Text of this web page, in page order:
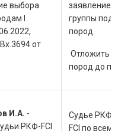
выбора
I
от
заявление
группы
пород.
Отложить
пород до
И.А. -
РКФ-FCI
Судье РКФ-
FCI по всем